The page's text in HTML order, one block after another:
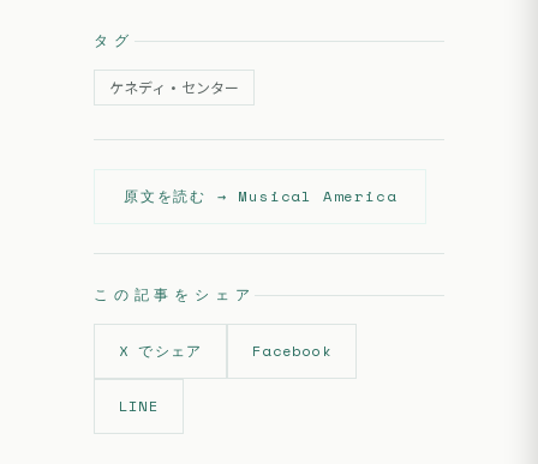
タグ
ケネディ・センター
原文を読む → Musical America
この記事をシェア
X でシェア Facebook
LINE